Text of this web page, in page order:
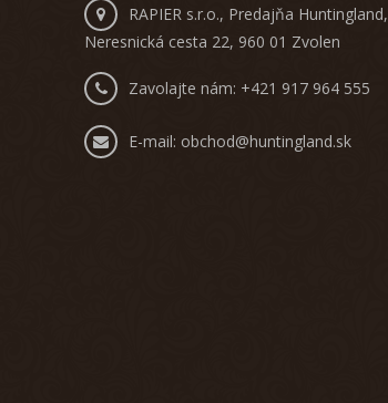
RAPIER s.r.o., Predajňa Huntingland,
Neresnická cesta 22, 960 01 Zvolen
Zavolajte nám: +421 917 964 555
E-mail: obchod@huntingland.sk